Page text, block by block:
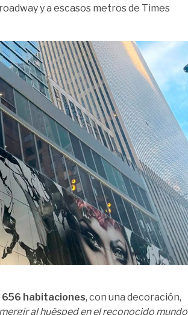
y a escasos metros de Times
habitaciones, con una decoración,
al huésped en el reconocido mundo